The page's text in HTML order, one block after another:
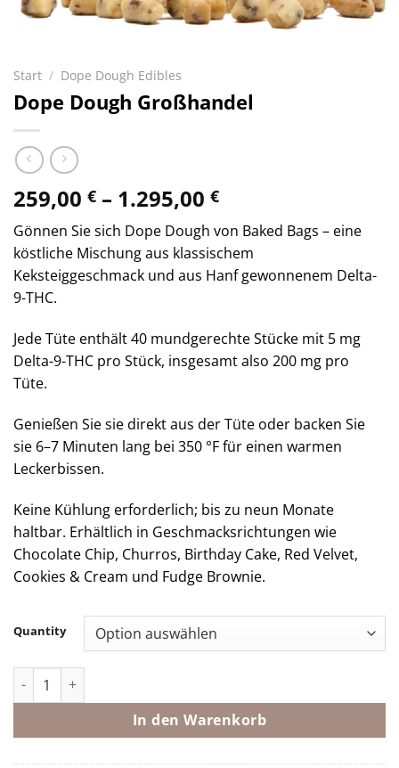
Start / Dope Dough Edibles
Dope Dough Großhandel
259,00 € – 1.295,00 €Preisspanne:
259,00 €
bis
1.295,00 €
Gönnen Sie sich Dope Dough von Baked Bags – eine
köstliche Mischung aus klassischem
Keksteiggeschmack und aus Hanf gewonnenem Delta-
9-THC.
Jede Tüte enthält 40 mundgerechte Stücke mit 5 mg
Delta-9-THC pro Stück, insgesamt also 200 mg pro
Tüte.
Genießen Sie sie direkt aus der Tüte oder backen Sie
sie 6–7 Minuten lang bei 350 °F für einen warmen
Leckerbissen.
Keine Kühlung erforderlich; bis zu neun Monate
haltbar. Erhältlich in Geschmacksrichtungen wie
Chocolate Chip, Churros, Birthday Cake, Red Velvet,
Cookies & Cream und Fudge Brownie.
Quantity
Dope Dough Großhandel Menge
In den Warenkorb